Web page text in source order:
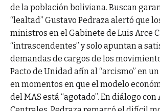
de la población boliviana. Buscan
“lealtad” Gustavo Pedraza alertó que
ministros en el Gabinete de Luis Arce
“intrascendentes” y solo apuntan a
demandas de cargos de los
Pacto de Unidad afín al “arcismo” en
en momentos en que el modelo
del MAS está “agotado”. En diálogo con